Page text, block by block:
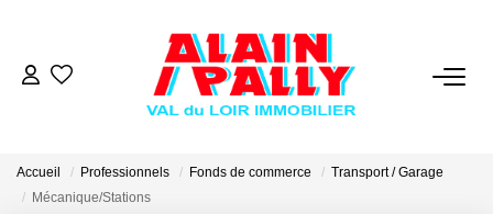
VENTE
LOCATION
Accueil Professionnels Fonds de commerce
Transport / Garage
Mécanique/Stations